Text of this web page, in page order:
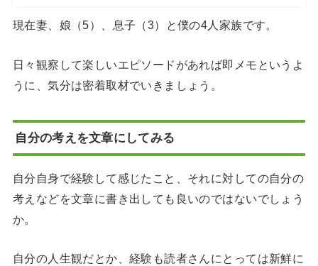
現在妻、娘（5）、息子（3）と僕の4人家族です。
日々観察して楽しいエピソードがあれば即メモというよ
うに、気分は密着取材でいきましょう。
自分の考えを文章にしてみる
自分自身で経験して感じたこと、それに対しての自分の
考えなどを文章に書き出しても良いのではないでしょう
か。
自分の人生観だとか、経験も読者さんにとっては新鮮に